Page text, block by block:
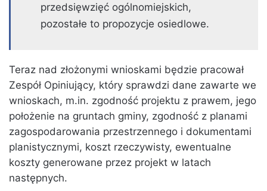
przedsięwzięć ogólnomiejskich,
pozostałe to propozycje osiedlowe.
Teraz nad złożonymi wnioskami będzie pracował
Zespół Opiniujący, który sprawdzi dane zawarte we
wnioskach, m.in. zgodność projektu z prawem, jego
położenie na gruntach gminy, zgodność z planami
zagospodarowania przestrzennego i dokumentami
planistycznymi, koszt rzeczywisty, ewentualne
koszty generowane przez projekt w latach
następnych.